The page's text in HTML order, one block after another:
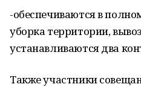
-обеспечиваются в
уборка территории,
устанавливаются два
Также участники